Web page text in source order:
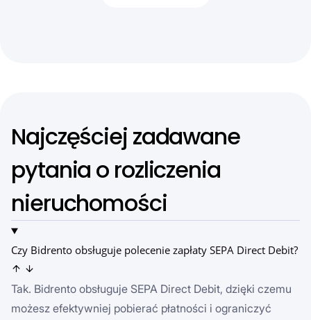
Najczęściej zadawane
pytania o rozliczenia
nieruchomości
Czy Bidrento obsługuje polecenie zapłaty SEPA Direct Debit?
Tak. Bidrento obsługuje SEPA Direct Debit, dzięki czemu
możesz efektywniej pobierać płatności i ograniczyć